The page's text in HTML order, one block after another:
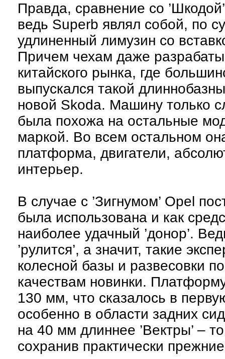
Правда, сравнение со
ведь Superb являл собой, по
удлиненный лимузин со
Причем чехам даже
китайского рынка, где
выпускался такой
новой Skoda. Машину только
была похожа на остальные
маркой. Во всем остальном
платформа, двигатели,
интерьер.
В случае с ’Зигнумом’ Opel
была использована и как
наиболее удачный ’донор’.
’рулится’, а значит, такие
колесной базы и развесовки
качествам новинки.
130 мм, что сказалось в
особенно в области задних
на 40 мм длиннее ’Вектры’ –
сохранив практически